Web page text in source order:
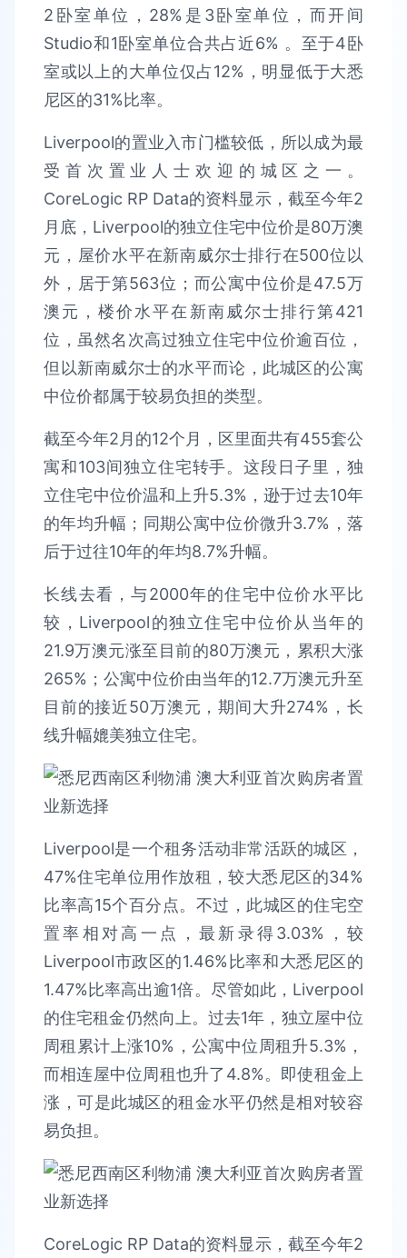
2卧室单位，28%是3卧室单位，而开间
Studio和1卧室单位合共占近6% 。至于4卧
室或以上的大单位仅占12%，明显低于大悉
尼区的31%比率。
Liverpool的置业入市门槛较低，所以成为最
受首次置业人士欢迎的城区之一。
CoreLogic RP Data的资料显示，截至今年2
月底，Liverpool的独立住宅中位价是80万澳
元，屋价水平在新南威尔士排行在500位以
外，居于第563位；而公寓中位价是47.5万
澳元，楼价水平在新南威尔士排行第421
位，虽然名次高过独立住宅中位价逾百位，
但以新南威尔士的水平而论，此城区的公寓
中位价都属于较易负担的类型。
截至今年2月的12个月，区里面共有455套公
寓和103间独立住宅转手。这段日子里，独
立住宅中位价温和上升5.3%，逊于过去10年
的年均升幅；同期公寓中位价微升3.7%，落
后于过往10年的年均8.7%升幅。
长线去看，与2000年的住宅中位价水平比
较，Liverpool的独立住宅中位价从当年的
21.9万澳元涨至目前的80万澳元，累积大涨
265%；公寓中位价由当年的12.7万澳元升至
目前的接近50万澳元，期间大升274%，长
线升幅媲美独立住宅。
Liverpool是一个租务活动非常活跃的城区，
47%住宅单位用作放租，较大悉尼区的34%
比率高15个百分点。不过，此城区的住宅空
置率相对高一点，最新录得3.03%，较
Liverpool市政区的1.46%比率和大悉尼区的
1.47%比率高出逾1倍。尽管如此，Liverpool
的住宅租金仍然向上。过去1年，独立屋中位
周租累计上涨10%，公寓中位周租升5.3%，
而相连屋中位周租也升了4.8%。即使租金上
涨，可是此城区的租金水平仍然是相对较容
易负担。
CoreLogic RP Data的资料显示，截至今年2